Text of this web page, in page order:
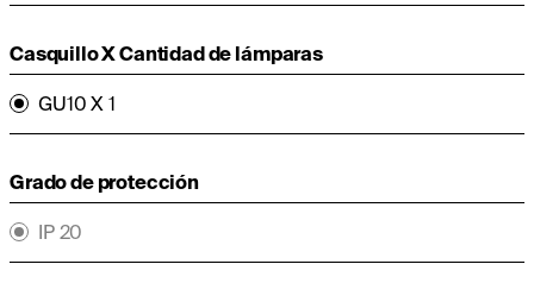
Casquillo X Cantidad de lámparas
GU10 X 1
Grado de protección
IP 20